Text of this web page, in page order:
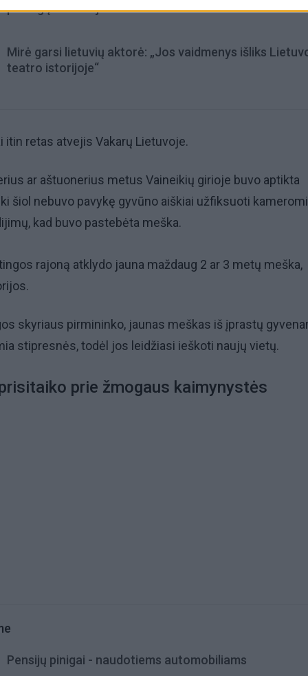
pabaigą Ukrainoje
Mirė garsi lietuvių aktorė: „Jos vaidmenys išliks
teatro istorijoje“
itin retas atvejis Vakarų Lietuvoje.
ar aštuonerius metus Vaineikių girioje buvo aptikta
šiol nebuvo pavykę gyvūno aiškiai užfiksuoti
kad buvo pastebėta meška.
rajoną atklydo jauna maždaug 2 ar 3 metų meška,
skyriaus pirmininko, jaunas meškas iš įprastų
stipresnės, todėl jos leidžiasi ieškoti naujų vietų.
prie žmogaus kaimynystės
Pensijų pinigai - naudotiems automobiliams